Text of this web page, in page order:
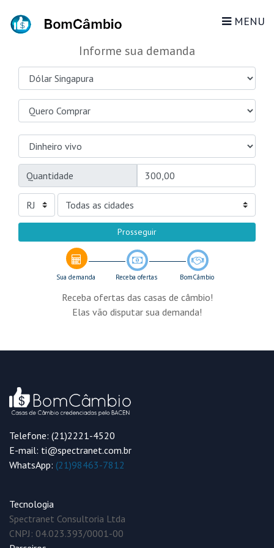
MENU
Informe sua demanda
Quantidade
Prosseguir
Receba ofertas das casas de câmbio!
Elas vão disputar sua demanda!
Telefone: (21)2221-4520
E-mail: ti@spectranet.com.br
WhatsApp: (21)98463-7812
Tecnologia
Spectranet Consultoria Ltda
CNPJ: 04.023.393/0001-00